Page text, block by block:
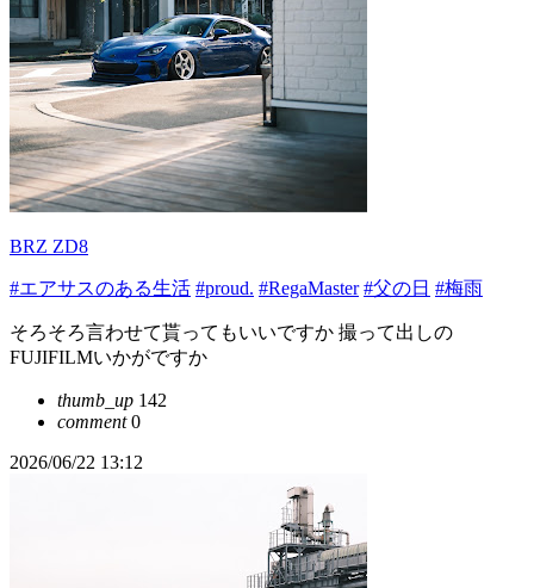
BRZ ZD8
#エアサスのある生活 #proud. #RegaMaster #父の日 #梅雨
そろそろ言わせて貰ってもいいですか 撮って出しの
FUJIFILMいかがですか
thumb_up 142
comment0
2026/06/22 13:12